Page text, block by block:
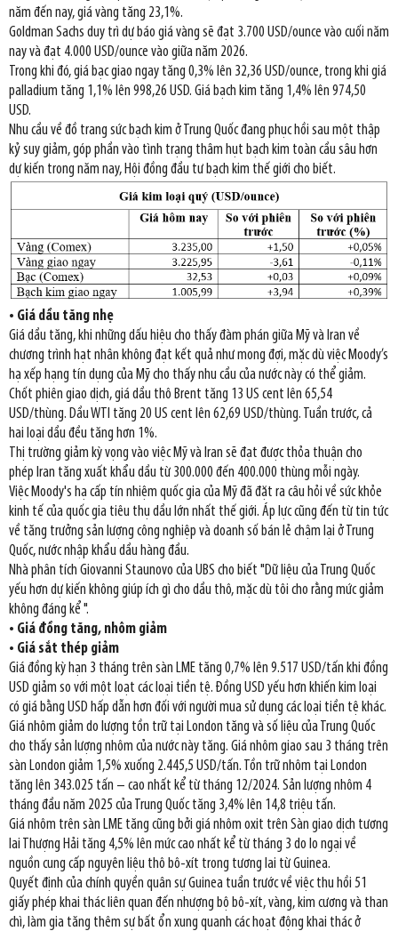
năm đến nay, giá vàng tăng 23,1%.
Goldman Sachs duy trì dự báo giá vàng sẽ đạt 3.700 USD/ounce vào cuối năm
nay và đạt 4.000 USD/ounce vào giữa năm 2026.
Trong khi đó, giá bạc giao ngay tăng 0,3% lên 32,36 USD/ounce, trong khi giá
palladium tăng 1,1% lên 998,26 USD. Giá bạch kim tăng 1,4% lên 974,50
USD.
Nhu cầu về đồ trang sức bạch kim ở Trung Quốc đang phục hồi sau một thập
kỷ suy giảm, góp phần vào tình trạng thâm hụt bạch kim toàn cầu sâu hơn
dự kiến trong năm nay, Hội đồng đầu tư bạch kim thế giới cho biết.
• Giá dầu tăng nhẹ
Giá dầu tăng, khi những dấu hiệu cho thấy đàm phán giữa Mỹ và Iran về
chương trình hạt nhân không đạt kết quả như mong đợi, mặc dù việc Moody’s
hạ xếp hạng tín dụng của Mỹ cho thấy nhu cầu của nước này có thể giảm.
Chốt phiên giao dịch, giá dầu thô Brent tăng 13 US cent lên 65,54
USD/thùng. Dầu WTI tăng 20 US cent lên 62,69 USD/thùng. Tuần trước, cả
hai loại dầu đều tăng hơn 1%.
Thị trường giảm kỳ vọng vào việc Mỹ và Iran sẽ đạt được thỏa thuận cho
phép Iran tăng xuất khẩu dầu từ 300.000 đến 400.000 thùng mỗi ngày.
Việc Moody's hạ cấp tín nhiệm quốc gia của Mỹ đã đặt ra câu hỏi về sức khỏe
kinh tế của quốc gia tiêu thụ dầu lớn nhất thế giới. Áp lực cũng đến từ tin tức
về tăng trưởng sản lượng công nghiệp và doanh số bán lẻ chậm lại ở Trung
Quốc, nước nhập khẩu dầu hàng đầu.
Nhà phân tích Giovanni Staunovo của UBS cho biết "Dữ liệu của Trung Quốc
yếu hơn dự kiến không giúp ích gì cho dầu thô, mặc dù tôi cho rằng mức giảm
không đáng kể ".
• Giá đồng tăng, nhôm giảm
• Giá sắt thép giảm
Giá đồng kỳ hạn 3 tháng trên sàn LME tăng 0,7% lên 9.517 USD/tấn khi đồng
USD giảm so với một loạt các loại tiền tệ. Đồng USD yếu hơn khiến kim loại
có giá bằng USD hấp dẫn hơn đối với người mua sử dụng các loại tiền tệ khác.
Giá nhôm giảm do lượng tồn trữ tại London tăng và số liệu của Trung Quốc
cho thấy sản lượng nhôm của nước này tăng. Giá nhôm giao sau 3 tháng trên
sàn London giảm 1,5% xuống 2.445,5 USD/tấn. Tồn trữ nhôm tại London
tăng lên 343.025 tấn – cao nhất kể từ tháng 12/2024. Sản lượng nhôm 4
tháng đầu năm 2025 của Trung Quốc tăng 3,4% lên 14,8 triệu tấn.
Giá nhôm trên sàn LME tăng cũng bởi giá nhôm oxit trên Sàn giao dịch tương
lai Thượng Hải tăng 4,5% lên mức cao nhất kể từ tháng 3 do lo ngại về
nguồn cung cấp nguyên liệu thô bô-xít trong tương lai từ Guinea.
Quyết định của chính quyền quân sự Guinea tuần trước về việc thu hồi 51
giấy phép khai thác liên quan đến nhượng bộ bô-xít, vàng, kim cương và than
chì, làm gia tăng thêm sự bất ổn xung quanh các hoạt động khai thác ở